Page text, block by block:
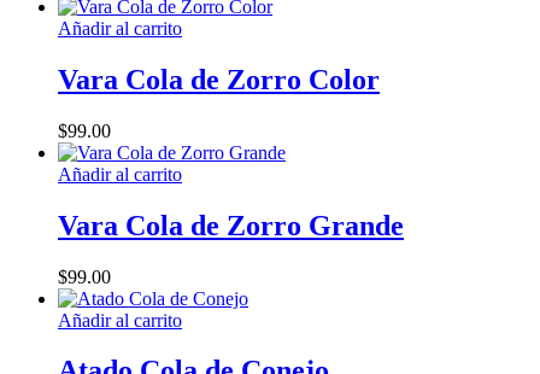
opciones
elegir
en
página
de
Añadir al carrito
Vara Cola de Zorro Color
$99.00
Añadir al carrito
Vara Cola de Zorro Grande
$99.00
Añadir al carrito